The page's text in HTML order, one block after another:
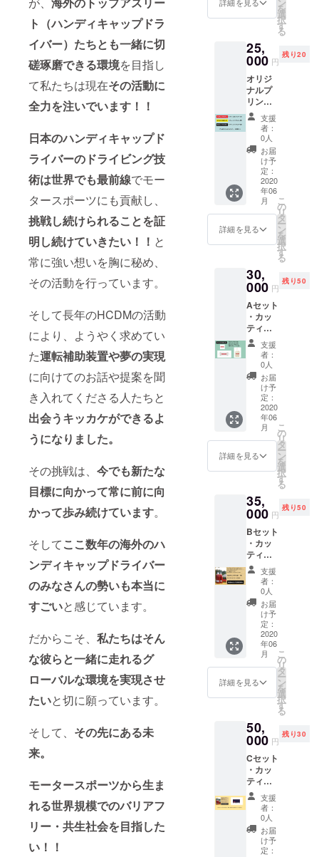
ト （ハンディキャップドラ
イバー） たちとも一緒に切
磋琢磨できる環境を目指し
て私たちは現在その活動に
全力を注いでいます！！
日本のハンディキャップド
ライバーのドライビング技
術は世界でも最前線でモー
タースポーツにも貢献し、
挑戦し続けられることを証
明し続けていきたい！！ と
常に強い想いを胸に秘め、
その活動を行っています。
そして長年のHCDMの活動
により、ようやく求めてい
た運転補助装置や夢の実現
に向けてのお話や提案を聞
き入れてくださる人たちと
出会うキッカケができるよ
うになりました。
その挑戦は、 今でも新たな
目標に向かって常に前に向
かって歩み続けています。
そしてここ数年の海外のハ
ンディキャップドライバー
のみなさんの勢いも本当に
すごいと感じています。
だからこそ、 私たちはそん
な彼らと一緒に走れるグ
ローバルな環境を実現させ
たいと切に願っています。
そして、 その先にある未
来。
モータースポーツから生ま
れる世界規模でのバリアフ
リー・共生社会を目指した
い！！
いを繋ぎと
めたいとい
いから、
2024年の現
在でもその
活動を継続
的に行って
おります。
す！！
㎝ ・オ
リジナ
バッチ
６種類
セット
サイズ
各 直径
3.2㎝ ×
厚さ0.4
㎝
を
選
択
す
る
25,
000 円
残り20
オリジ
ナルプ
リント
ステッ
カー
３種類
セット
・ボッ
クスロ
（赤）
白文字
サイズ
横17㎝
× 縦3.5
㎝ ・
スロゴ
（黄）
黒文字
サイズ
横17㎝
× 縦3.5
㎝ ・
ボック
スロゴ
（黒）
白文字
サイズ
横17㎝
× 縦3.5
支援
者：
0人
お届
け予
定：
2020
年06
月
詳細を見る
こ
の
リ
タ
ー
ン
を
選
択
す
る
30,
000 円
残り50
Aセット
・カッ
ティン
グス
テッ
カー
（１
枚）サ
イズ 横
19㎝ ×
縦1.4㎝
「ホワ
イト文
字」 ・
オリジ
ナル
ター
（サイ
ズ 直径
9㎝ × 厚
さ
0.3cm
素材 ア
クリル
製 円
型) ・オ
リジナ
ルマグ
カップ
（サイ
8㎝ × 高
さ
量：約
350g 容
量：
350ml
） ・オ
リジナ
ルトー
トバッ
ク（サ
イズ 横
幅36㎝
× 高さ
支援
者：
0人
お届
け予
定：
2020
年06
月
詳細を見る
こ
の
リ
タ
ー
ン
を
選
択
す
る
35,
000 円
残り50
Bセット
・カッ
ティン
グス
テッ
カー
（１
枚）サ
イズ 横
19㎝ ×
縦1.4㎝
「ホワ
イト文
字」 ・
特製ト
マト
ス
（1000
ml）２
本セッ
ト 群馬
県産の
新鮮ト
マトを
贅沢に
搾った
１０
０％天
支援
者：
0人
お届
け予
定：
2020
年06
月
詳細を見る
こ
の
リ
タ
ー
ン
を
選
択
す
る
50,
000 円
残り30
Cセット
・カッ
ティン
グス
テッ
カー
（１
枚）サ
イズ 横
支援
者：
0人
お届
け予
定：